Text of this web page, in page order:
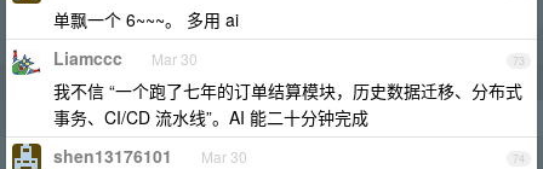
单飘一个 6~~~。 多用 ai
73
Liamccc Mar 30
我不信 “一个跑了七年的订单结算模块，历史数据迁移、分布式
事务、CI/CD 流水线”。AI 能二十分钟完成
74
shen13176101 Mar 30